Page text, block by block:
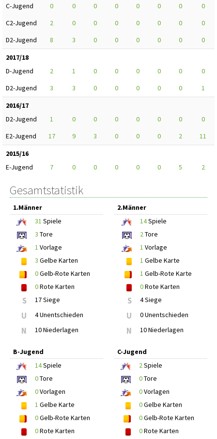
C-Jugend 0 0 0 0 0 0 0
0
C2-Jugend
2 0 0 0 0 0 0
0
D2-Jugend
8 3 0 0 0 0 0
0
2017/18
D-Jugend
2 1 0 0 0 0 0
0
D2-Jugend
3 3 0 0 0 0 0
1
2016/17
D2-Jugend
1 0 0 0 0 0 0
0
E2-Jugend
17 9 3 0 0 0 2
11
2015/16
E-Jugend
7 0 0 0 0 0 5 2
Gesamtstatistik
1.Männer
31 Spiele
3 Tore
1 Vorlage
3 Gelbe Karten
0Gelb-Rote Karten
0Rote Karten
S 17 Siege
U 4 Unentschieden
N 10 Niederlagen
2.Männer
14Spiele
2Tore
1 Vorlage
1 Gelbe Karte
1 Gelb-Rote Karte
0Rote Karten
S 4 Siege
U 0 Unentschieden
N 10 Niederlagen
B-Jugend
14Spiele
0Tore
0Vorlagen
1 Gelbe Karte
0Gelb-Rote Karten
0Rote Karten
C-Jugend
2Spiele
0Tore
0Vorlagen
0Gelbe Karten
0Gelb-Rote Karten
0Rote Karten